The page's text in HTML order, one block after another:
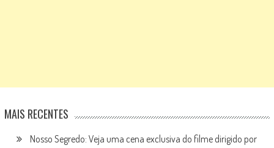
MAIS RECENTES
Nosso Segredo: Veja uma cena exclusiva do filme dirigido por